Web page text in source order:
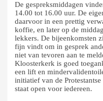
De gespreksmiddagen
14.00 tot 16.00 uur. De
daarvoor in een prettig
koffie, en later op de
lekkers. De bijeenkomsten
fijn vindt om in gesprek
niet van tevoren aan te
Kloosterkerk is goed
een lift en
initiatief van de
staat open voor iedereen.